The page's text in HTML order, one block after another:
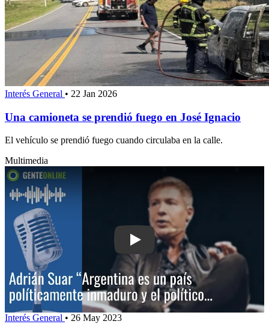
Interés General • 22 Jan 2026
Una camioneta se prendió fuego en José Ignacio
El vehículo se prendió fuego cuando circulaba en la calle.
Multimedia
Play: Adrián Suar: “Argentina es un
Interés General • 26 May 2023